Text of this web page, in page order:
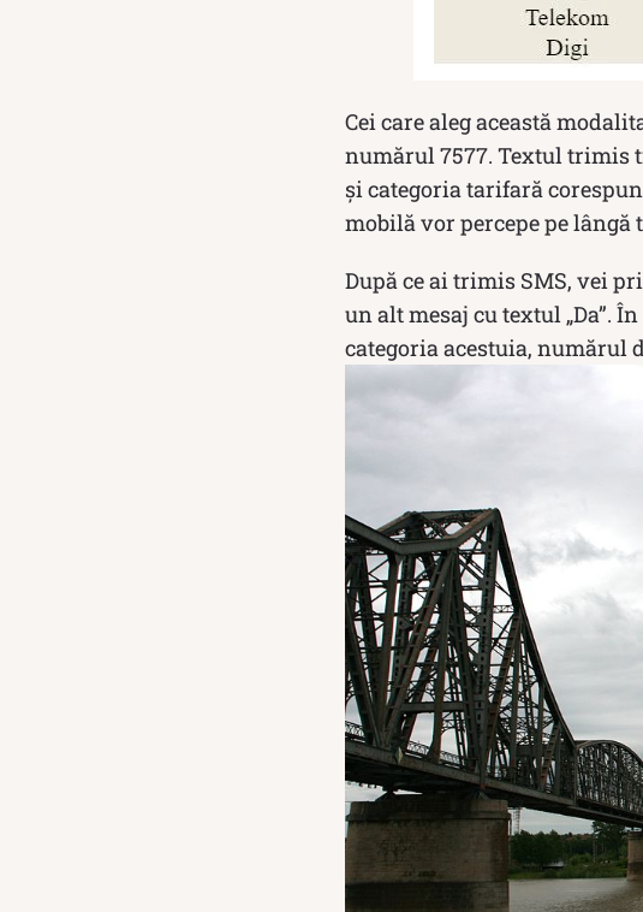
Cei care aleg această
numărul 7577. Textul trimis
și categoria tarifară
mobilă vor percepe pe
După ce ai trimis SMS, vei
un alt mesaj cu textul „Da”.
categoria acestuia, numărul